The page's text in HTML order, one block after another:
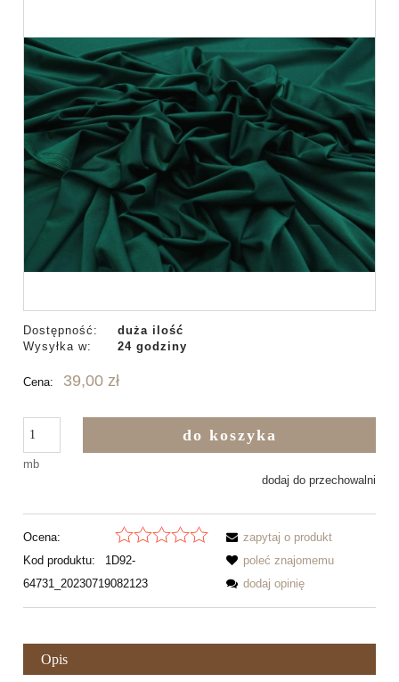
Dostępność:
duża ilość
Wysyłka w:
24 godziny
Cena: 39,00 zł
mb
do koszyka
dodaj do przechowalni
Ocena:
Kod produktu:
1D92-
64731_20230719082123
zapytaj o produkt
poleć znajomemu
dodaj opinię
Opis